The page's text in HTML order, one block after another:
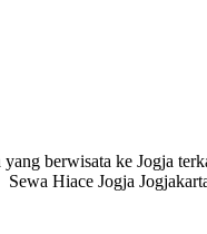
berwisata ke Jogja
Sewa Hiace Jogja